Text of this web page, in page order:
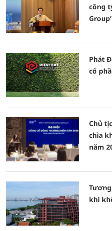
công
Group’
Phát
cổ
Chủ
chìa
năm
Tương
khi